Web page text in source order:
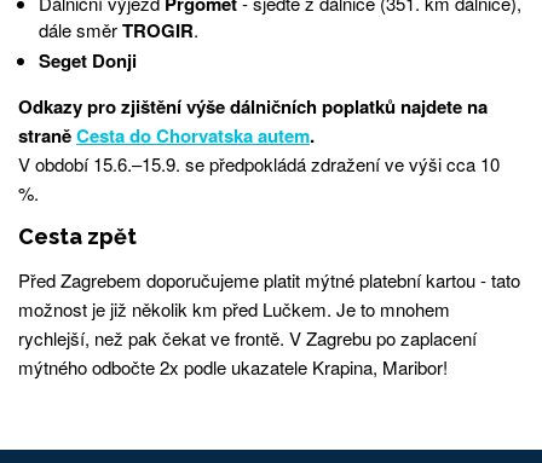
dále směrTROGIR.
Seget Donji
Odkazy pro zjištění výše dálničních poplatků najdete na
straněCesta do Chorvatska autem.
V období 15.6.–15.9. se předpokládá zdražení ve výši cca 10
%.
Cesta zpět
Před Zagrebem doporučujeme platit mýtné platební kartou - tato
možnost je již několik km před Lučkem. Je to mnohem
rychlejší, než pak čekat ve frontě. V Zagrebu po zaplacení
mýtného odbočte 2x podle ukazatele Krapina, Maribor!